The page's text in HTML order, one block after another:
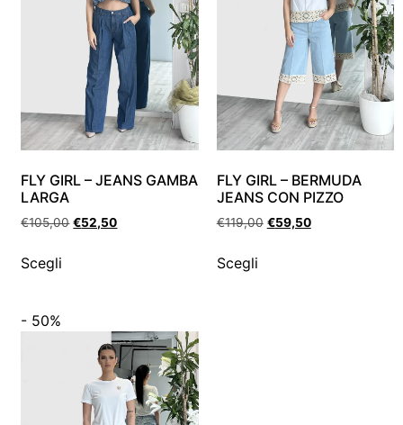
FLY GIRL – JEANS GAMBA
LARGA
€105,00 €52,50
Scegli
FLY GIRL – BERMUDA
JEANS CON PIZZO
€119,00 €59,50
Scegli
- 50%